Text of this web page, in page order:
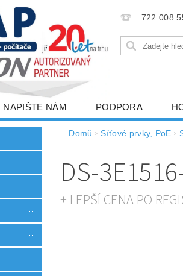
722 008
NAPIŠTE NÁM PODPORA
VELKOOBCHODDomů Síťové prvky, PoE
DS-
+ LEPŠÍ CENA PO